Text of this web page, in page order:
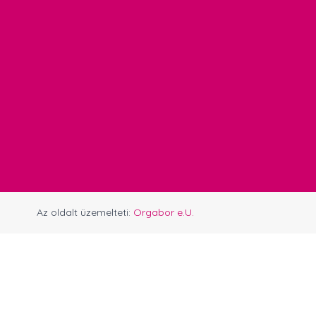
Az oldalt üzemelteti: Orgabor e.U.